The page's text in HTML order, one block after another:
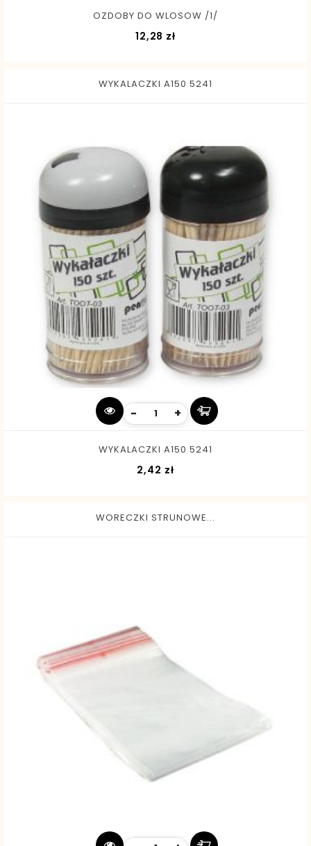
OZDOBY DO WLOSOW /1/
12,28 zł
WYKALACZKI A150 5241
- +
WYKALACZKI A150 5241
2,42 złCena
WORECZKI STRUNOWE...